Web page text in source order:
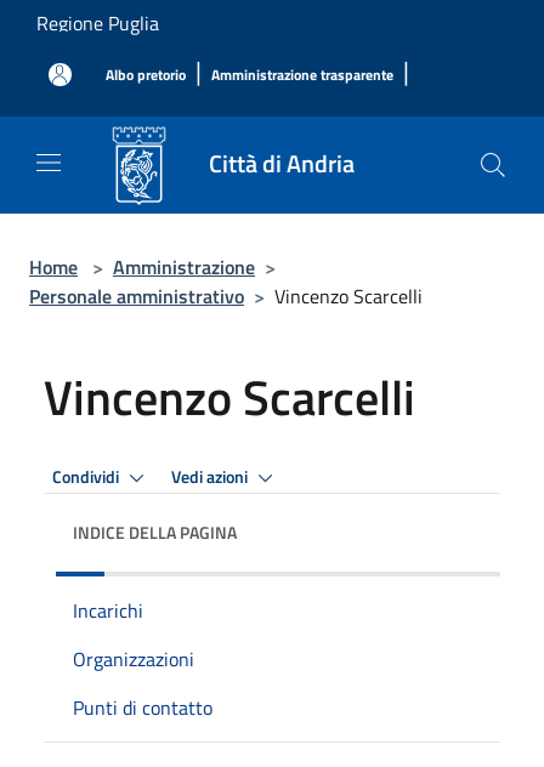
Salta al contenuto principale
Regione Puglia
Albo pretorio | Amministrazione trasparente |
Città di Andria
Home > Amministrazione >
Personale amministrativo > Vincenzo Scarcelli
Vincenzo Scarcelli
Condividi Vedi azioni
INDICE DELLA PAGINA
Incarichi
Organizzazioni
Punti di contatto